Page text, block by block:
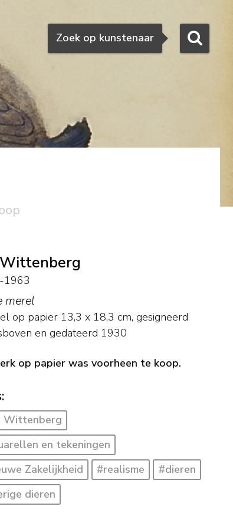
Zoeken
Zoek op kunstenaar
1963
merel
op papier 13,3 x 18,3 cm, gesigneerd
en gedateerd 1930
op papier was voorheen te koop.
Wittenberg
en tekeningen
Zakelijkheid
#realisme
#dieren
dieren